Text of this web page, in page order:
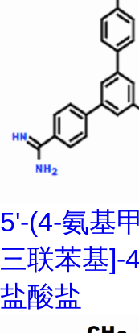
5'-(4-氨基
三联苯基]-
盐酸盐